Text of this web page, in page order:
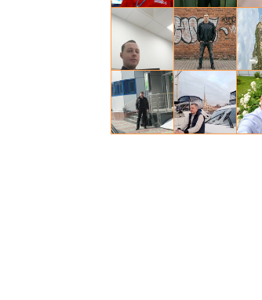
Игорь, 39
Игорь, 59